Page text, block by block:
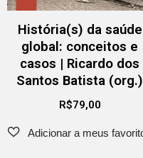
História(s) da saúde
global: conceitos e
casos | Ricardo dos
Santos Batista (org.)
R$79,00